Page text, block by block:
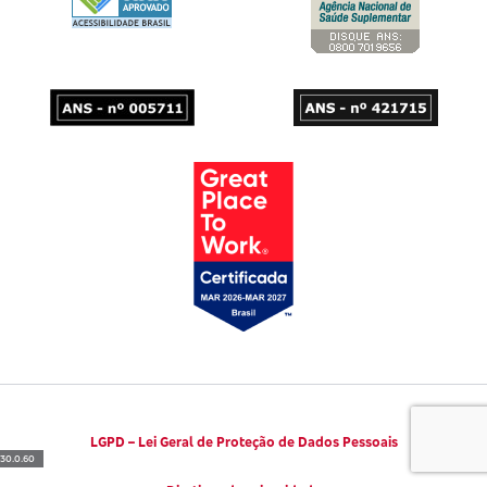
Códigos de Conduta Ética
Viva a Longevidade
LGPD – Lei Geral de Proteção de Dados Pessoais
30.0.60